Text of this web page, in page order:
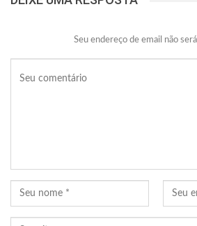
Seu endereço de email não